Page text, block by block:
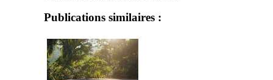
Publications similaires :